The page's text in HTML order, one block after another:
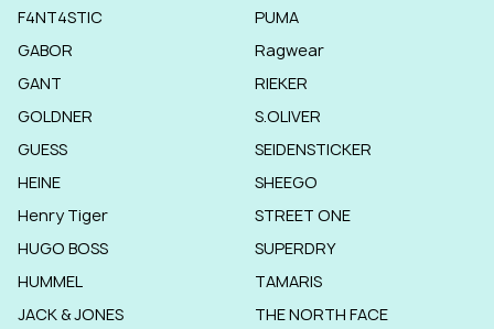
F4NT4STIC
GABOR
GANT
GOLDNER
GUESS
HEINE
Henry Tiger
HUGO BOSS
HUMMEL
JACK & JONES
PUMA
Ragwear
RIEKER
S.OLIVER
SEIDENSTICKER
SHEEGO
STREET ONE
SUPERDRY
TAMARIS
THE NORTH FACE